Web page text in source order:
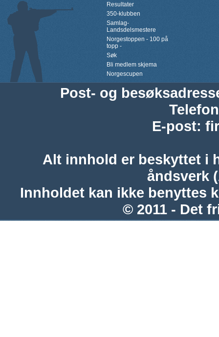
Resultater
350-klubben
Samlag-
Landsdelsmestere
Norgestoppen - 100 på
topp -
Søk
Bli medlem skjema
Norgescupen
Post- og
Telefon
E-post:
Alt innhold er beskyttet i
åndsverk
Innholdet kan ikke benyttes
© 2011 - Det